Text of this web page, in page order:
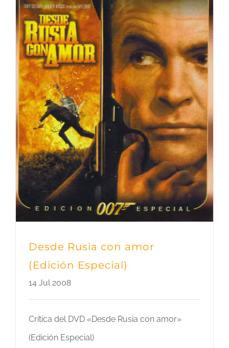
Desde Rusia con amor
(Edición Especial)
14 Jul 2008
Crítica del DVD «Desde Rusia con amor»
(Edición Especial)